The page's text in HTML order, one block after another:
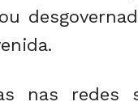
nas